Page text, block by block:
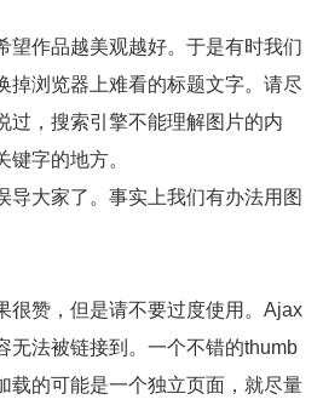
望作品越美观越好。于是有时我们
掉浏览器上难看的标题文字。请尽
过，搜索引擎不能理解图片的内
字的地方。
导大家了。事实上我们有办法用图
很赞，但是请不要过度使用。Ajax
无法被链接到。一个不错的thumb
载的可能是一个独立页面，就尽量